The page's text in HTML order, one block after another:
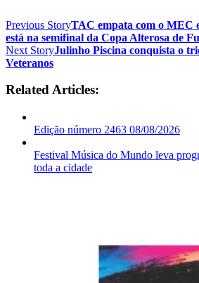
Previous StoryTAC empata com o MEC
está na semifinal da Copa Alterosa de
Next StoryJulinho Piscina conquista o
Veteranos
Related Articles:
Edição número 2463 08/08/2026
Festival Música do Mundo leva
toda a cidade